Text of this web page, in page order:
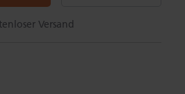
Versand